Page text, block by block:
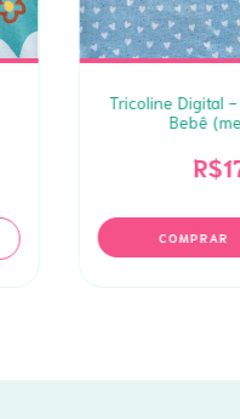
Tricoline Digital
Bebê